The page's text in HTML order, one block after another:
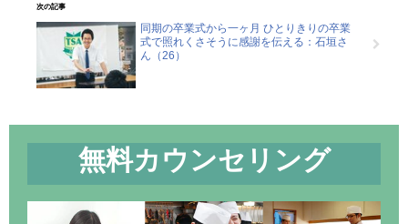
次の記事
同期の卒業式から一ヶ月 ひとりきりの卒業
式で照れくさそうに感謝を伝える：石垣さ
ん（26）
無料カウンセリング